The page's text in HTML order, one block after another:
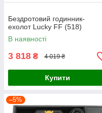
Бездротовий годинник-
ехолот Lucky FF (518)
В наявності
3 818 ₴ 4 019 ₴
Купити
–5%